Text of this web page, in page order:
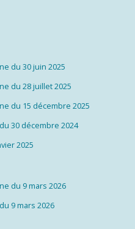
du 30 juin 2025
du 28 juillet 2025
du 15 décembre 2025
30 décembre 2024
2025
du 9 mars 2026
9 mars 2026